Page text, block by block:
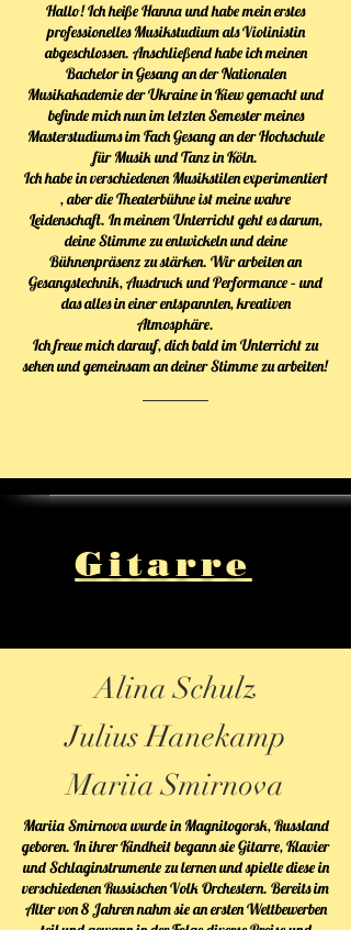
Hallo! Ich heiße Hanna und habe mein erstes
professionelles Musikstudium als Violinistin
abgeschlossen. Anschließend habe ich meinen
Bachelor in Gesang an der Nationalen
Musikakademie der Ukraine in Kiew gemacht und
befinde mich nun im letzten Semester meines
Masterstudiums im Fach Gesang an der Hochschule
für Musik und Tanz in Köln.
Ich habe in verschiedenen Musikstilen experimentiert
, aber die Theaterbühne ist meine wahre
Leidenschaft. In meinem Unterricht geht es darum,
deine Stimme zu entwickeln und deine
Bühnenpräsenz zu stärken. Wir arbeiten an
Gesangstechnik, Ausdruck und Performance – und
das alles in einer entspannten, kreativen
Atmosphäre.
Ich freue mich darauf, dich bald im Unterricht zu
sehen und gemeinsam an deiner Stimme zu arbeiten!
Gitarre
Alina Schulz
Julius Hanekamp
Mariia Smirnova
Mariia Smirnova wurde in Magnitogorsk, Russland
geboren. In ihrer Kindheit begann sie Gitarre, Klavier
und Schlaginstrumente zu lernen und spielte diese in
verschiedenen Russischen Volk Orchestern. Bereits im
Alter von 8 Jahren nahm sie an ersten Wettbewerben